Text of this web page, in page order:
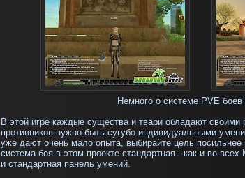
Немного о системе PVE боев
В этой игре каждые существа и твари обладают своими
противников нужно быть сугубо индивидуальными
уже дают очень мало опыта, выбирайте цель
система боя в этом проекте стандартная - как и во всех
и стандартная панель умений.